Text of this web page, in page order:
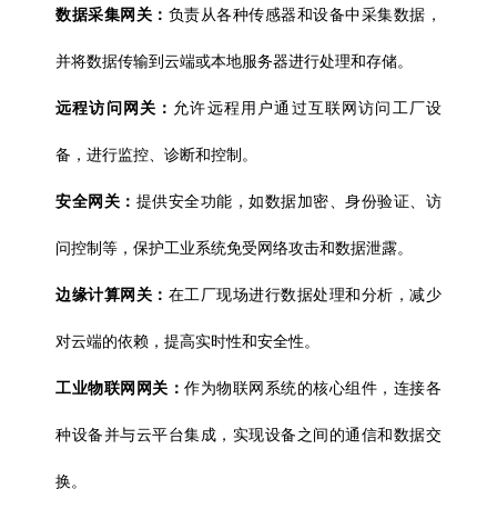
数据采集网关： 负责从各种传感器和设备中采集数据，
并将数据传输到云端或本地服务器进行处理和存储。
远程访问网关： 允许远程用户通过互联网访问工厂设
备，进行监控、诊断和控制。
安全网关： 提供安全功能，如数据加密、身份验证、访
问控制等，保护工业系统免受网络攻击和数据泄露。
边缘计算网关： 在工厂现场进行数据处理和分析，减少
对云端的依赖，提高实时性和安全性。
工业物联网网关：作为物联网系统的核心组件，连接各
种设备并与云平台集成，实现设备之间的通信和数据交
换。